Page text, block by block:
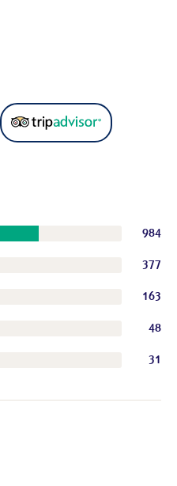
984
377
163
48
31